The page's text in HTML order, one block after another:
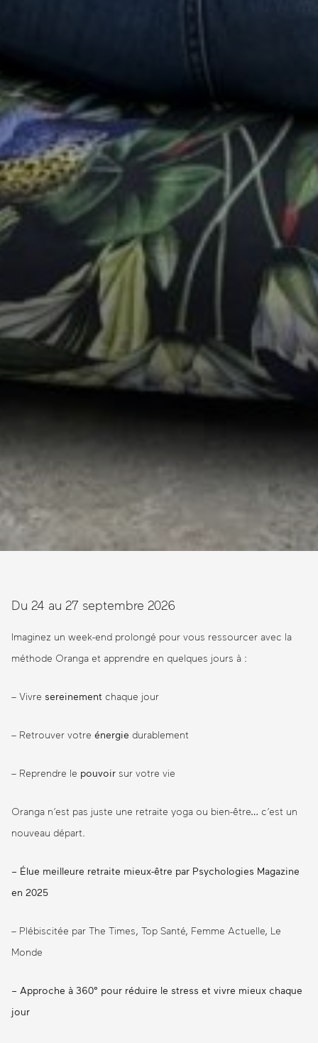
Du 24 au 27 septembre 2026
Imaginez un week-end prolongé pour vous ressourcer avec la
méthode Oranga et apprendre en quelques jours à :
– Vivre sereinement chaque jour
– Retrouver votre énergie durablement
– Reprendre le pouvoir sur votre vie
Oranga n’est pas juste une retraite yoga ou bien-être… c’est un
nouveau départ.
– Élue meilleure retraite mieux-être par Psychologies Magazine
en 2025
– Plébiscitée par The Times, Top Santé, Femme Actuelle, Le
Monde
– Approche à 360° pour réduire le stress et vivre mieux chaque
jour